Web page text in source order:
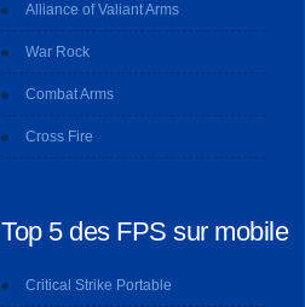
Alliance of Valiant Arms
War Rock
Combat Arms
Cross Fire
Top 5 des FPS sur mobile
Critical Strike Portable